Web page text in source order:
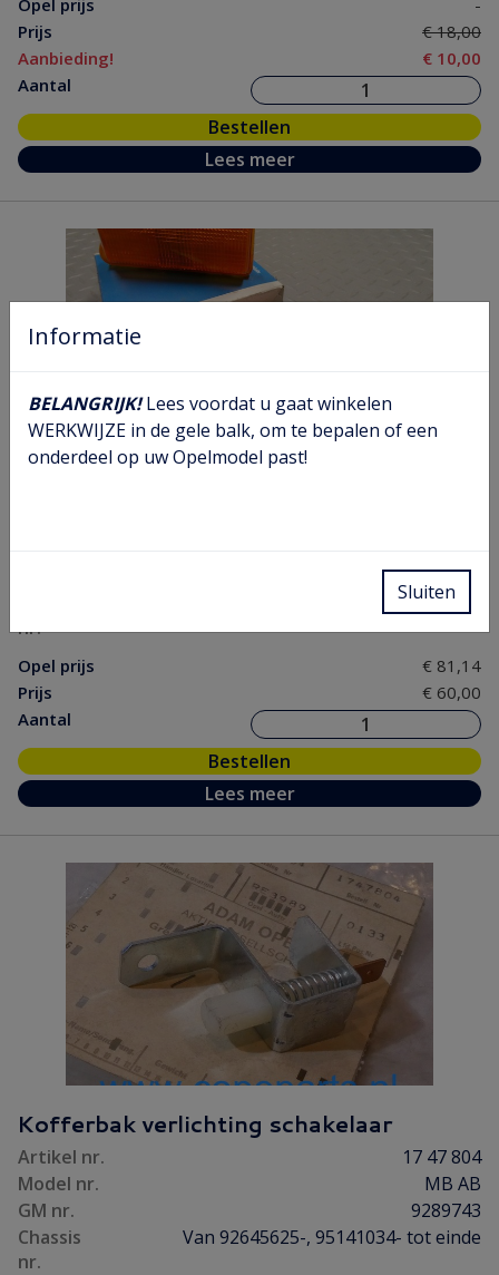
Opel prijs
-
Prijs
€ 18,00
Aanbieding!
€ 10,00
Aantal
Bestellen
Lees meer
90102317
nr.
Van 2500182-, 5000151- tot -C6067585
Opel prijs
€ 81,14
Prijs
€ 60,00
Aantal
Bestellen
Lees meer
Kofferbak verlichting schakelaar
Artikel nr.
17 47 804
Model nr.
MB AB
GM nr.
9289743
Chassis
nr.
Van 92645625-, 95141034- tot einde
Informatie
BELANGRIJK!Lees voordat u gaat winkelen
WERKWIJZE in de gele balk, om te bepalen of een
onderdeel op uw Opelmodel past!
Sluiten